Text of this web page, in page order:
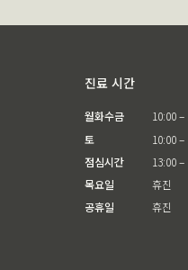
진료 시간
월화수금
토
점심시간
목요일
공휴일
10:00 –
10:00 –
13:00 –
휴진
휴진